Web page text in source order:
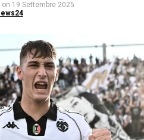
on 19 Settembre 2025